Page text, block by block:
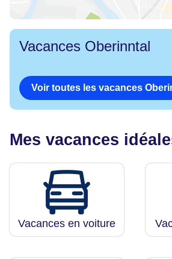
Vacances Oberinntal
Voir toutes les vacances
Mes vacances
Vacances en voiture